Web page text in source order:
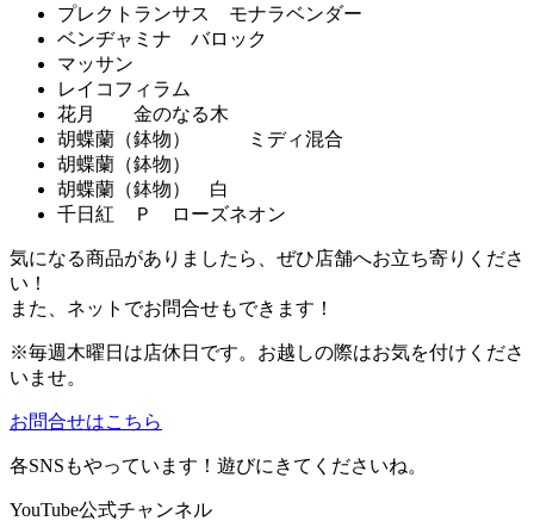
プレクトランサス モナラベンダー
ベンヂャミナ バロック
マッサン
レイコフィラム
花月 金のなる木
胡蝶蘭（鉢物） ミディ混合
胡蝶蘭（鉢物）
胡蝶蘭（鉢物） 白
千日紅 Ｐ ローズネオン
気になる商品がありましたら、ぜひ店舗へお立ち寄りくださ
い！
また、ネットでお問合せもできます！
※毎週木曜日は店休日です。お越しの際はお気を付けくださ
いませ。
お問合せはこちら
各SNSもやっています！遊びにきてくださいね。
YouTube公式チャンネル